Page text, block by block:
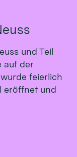
und Teil
auf der
feierlich
eröffnet und